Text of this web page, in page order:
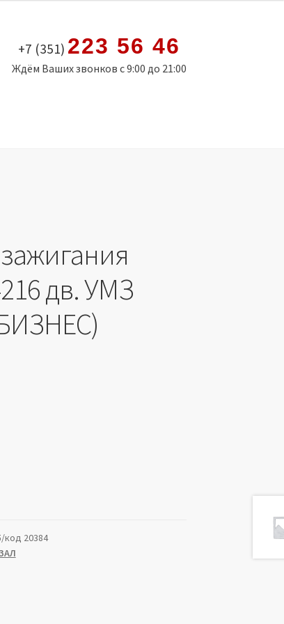
+7 (351) 223 56 46
Ждём Ваших звонков с 9:00 до 21:00
дв. УМЗ
код 20384